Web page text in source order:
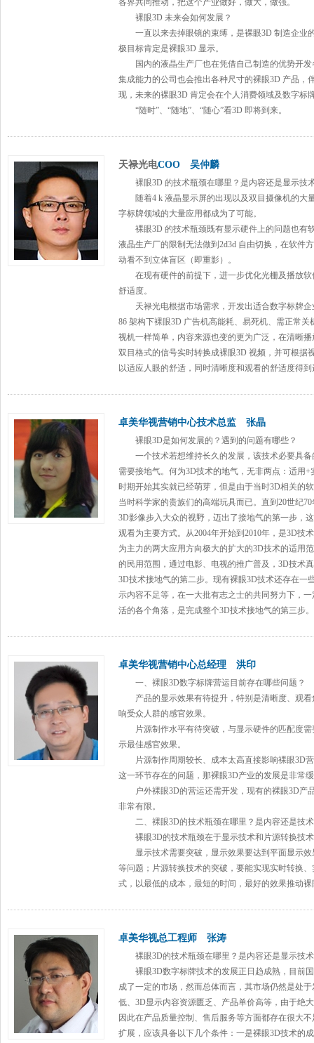
各界共同推动，把这个产业做好，做大，做强。
裸眼3D 未来会如何发展？
一直以来去掉眼镜的束缚，是裸眼3D 制造企业
极目标肯定是裸眼3D 显示。
国内的液晶生产厂也在凭借自己制造的优势开发
集成能力的公司也会推出各种尺寸的裸眼3D 产品，
现，未来的裸眼3D 肯定会在个人消费领域及数字标
“随时”、“随地”、“随心”看3D 即将到来。
天禄光电COO 吴仲麟
裸眼3D 的技术瓶颈在哪里？是内容还是显示技
随着4 k 液晶显示屏的出现以及双目摄像机的大
字标牌领域的大量应用都成为了可能。
裸眼3D 的技术瓶颈既有显示硬件上的问题也有
液晶生产厂的限制无法做到2d3d 自由切换，在软件
动看不到立体盲区（即重影）。
在现有硬件的前提下，进一步优化光栅及播放软
舒适度。
天禄光电根据市场需求，开发出适合数字标牌企
86 架构下裸眼3D 广告机高能耗、易死机、需正常
视机一样简单，内容来源也变的更为广泛，在清晰
双目格式的信号实时转换成裸眼3D 视频，并可根据
以适应人眼的舒适，同时清晰度和观看的舒适度得
卓美华视营销中心技术总监 张晶
裸眼3D是如何发展的？遇到的问题有哪些？
一个技术若想维持长久的发展，该技术必要具备
需要接地气。何为3D技术的地气，无非两点：适用
时期开始其实就已经萌芽，但是由于当时3D相关的
当时科学家的贵族们的高端玩具而已。直到20世纪
3D影像步入大众的视野，迈出了接地气的第一步，
观看为主要方式。从2004年开始到2010年，是3D技
为主力的两大应用方向极大的扩大的3D技术的适用
的民用范围，通过电影、电视的推广普及，3D技术
3D技术接地气的第二步。现有裸眼3D技术还存在一
示内容不足等，在一大批有志之士的共同努力下，
活的各个角落，是完成整个3D技术接地气的第三步。
卓美华视营销中心总经理 洪印
一、裸眼3D数字标牌营运目前存在哪些问题？
产品的显示效果有待提升，特别是清晰度、观看
响受众人群的感官效果。
片源制作水平有待突破，与显示硬件的匹配度需
示最佳感官效果。
片源制作周期较长、成本太高直接影响裸眼3D营
这一环节存在的问题，那裸眼3D产业的发展是非常
户外裸眼3D的营运还需开发，现有的裸眼3D产
非常有限。
二、裸眼3D的技术瓶颈在哪里？是内容还是技术
裸眼3D的技术瓶颈在于显示技术和片源转换技
显示技术需要突破，显示效果要达到平面显示效
等问题；片源转换技术的突破，要能实现实时转换
式，以最低的成本，最短的时间，最好的效果推动
卓美华视总工程师 张涛
裸眼3D的技术瓶颈在哪里？是内容还是显示技术
裸眼3D数字标牌技术的发展正日趋成熟，目前
成了一定的市场，然而总体而言，其市场仍然是处
低、3D显示内容资源匮乏、产品单价高等，由于绝
因此在产品质量控制、售后服务等方面都存在很大
扩展，应该具备以下几个条件：一是裸眼3D技术的